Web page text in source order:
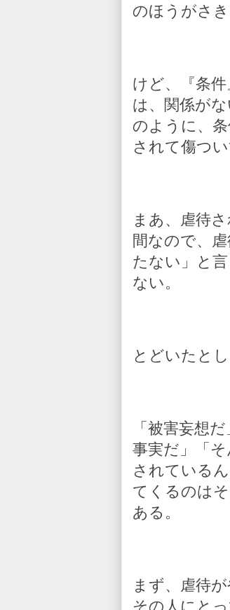
のほうがさ
けど、『条
は、関係が
のように、
されて傷つ
まあ、虐待
間なので、
たない」と
ない。
とどいたと
「被害妄想
事実だ」「
されている
てくるのは
ある。
まず、虐待
その人にと